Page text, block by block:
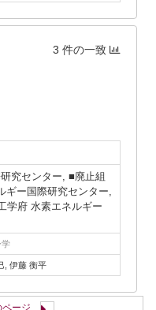
3 件の一致
究センター, ■廃止組
ギー国際研究センター,
学府 水素エネルギー
学
, 伊藤 衡平
ページ